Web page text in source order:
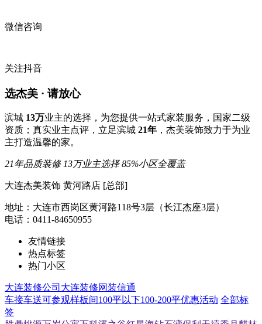
微信咨询
关注抖音
选杰美 · 请放心
滨城 13万业主的选择，为您提供一站式家装服务，国家二级
资质；真实业主点评，立足滨城 21年 ，杰美装饰致力于为业
主打造温馨的家。
21年品质装修 13万业主选择 85%小区全覆盖
大连杰美装饰 黄河路店 [总部]
地址：大连市西岗区黄河路118号3层（长江杰座3层）
电话：0411-84650955
友情链接
热点标签
热门小区
大连装修公司 大连装修网装信通
车接车送可参观样板间100平以下100-200平优惠活动 全部标
签